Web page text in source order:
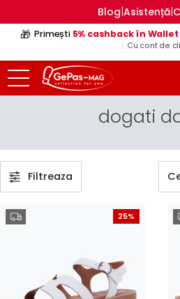
Blog|Asistență|
🎁 Primești 5% cashback în Wallet
Cu cont de
dogati
Filtreaza
25%